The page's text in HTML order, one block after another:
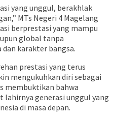
yang unggul, berakhlak
MTs Negeri 4 Magelang
berprestasi yang mampu
global tanpa
karakter bangsa.
prestasi yang terus
mengukuhkan diri sebagai
membuktikan bahwa
lahirnya generasi unggul yang
di masa depan.